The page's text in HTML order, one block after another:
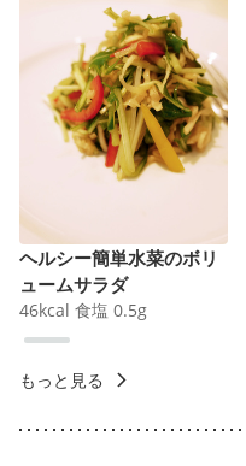
ヘルシー簡単水菜のボリ
ュームサラダ
46kcal 食塩 0.5g
もっと見る